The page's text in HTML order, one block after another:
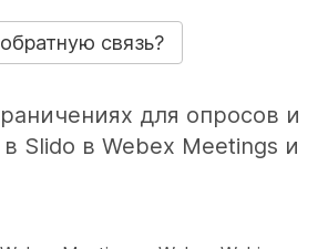
связь?
для опросов и
Slido в Webex Meetings и